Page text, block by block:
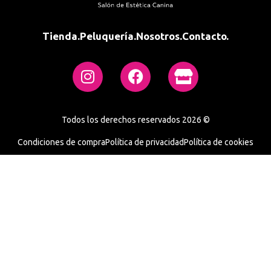
Tienda.Peluquería.Nosotros.Contacto.
Todos los derechos reservados 2026 ©
Condiciones de compraPolítica de privacidadPolítica de cookies